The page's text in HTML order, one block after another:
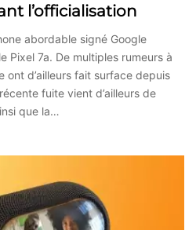
l’officialisation
abordable signé Google
Pixel 7a. De multiples rumeurs à
ont d’ailleurs fait surface depuis
fuite vient d’ailleurs de
que la…